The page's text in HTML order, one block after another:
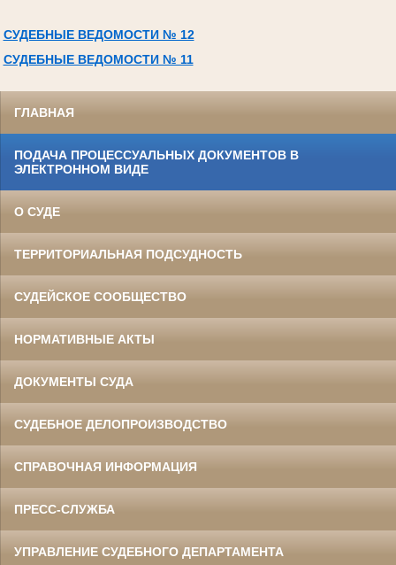
СУДЕБНЫЕ ВЕДОМОСТИ № 12
СУДЕБНЫЕ ВЕДОМОСТИ № 11
ГЛАВНАЯ
ПОДАЧА ПРОЦЕССУАЛЬНЫХ ДОКУМЕНТОВ В
ЭЛЕКТРОННОМ ВИДЕ
О СУДЕ
ТЕРРИТОРИАЛЬНАЯ ПОДСУДНОСТЬ
СУДЕЙСКОЕ СООБЩЕСТВО
НОРМАТИВНЫЕ АКТЫ
ДОКУМЕНТЫ СУДА
СУДЕБНОЕ ДЕЛОПРОИЗВОДСТВО
СПРАВОЧНАЯ ИНФОРМАЦИЯ
ПРЕСС-СЛУЖБА
УПРАВЛЕНИЕ СУДЕБНОГО ДЕПАРТАМЕНТА